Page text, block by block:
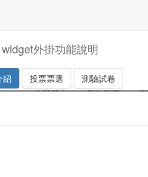
外掛功能說明
紹 投票票選 測驗試卷